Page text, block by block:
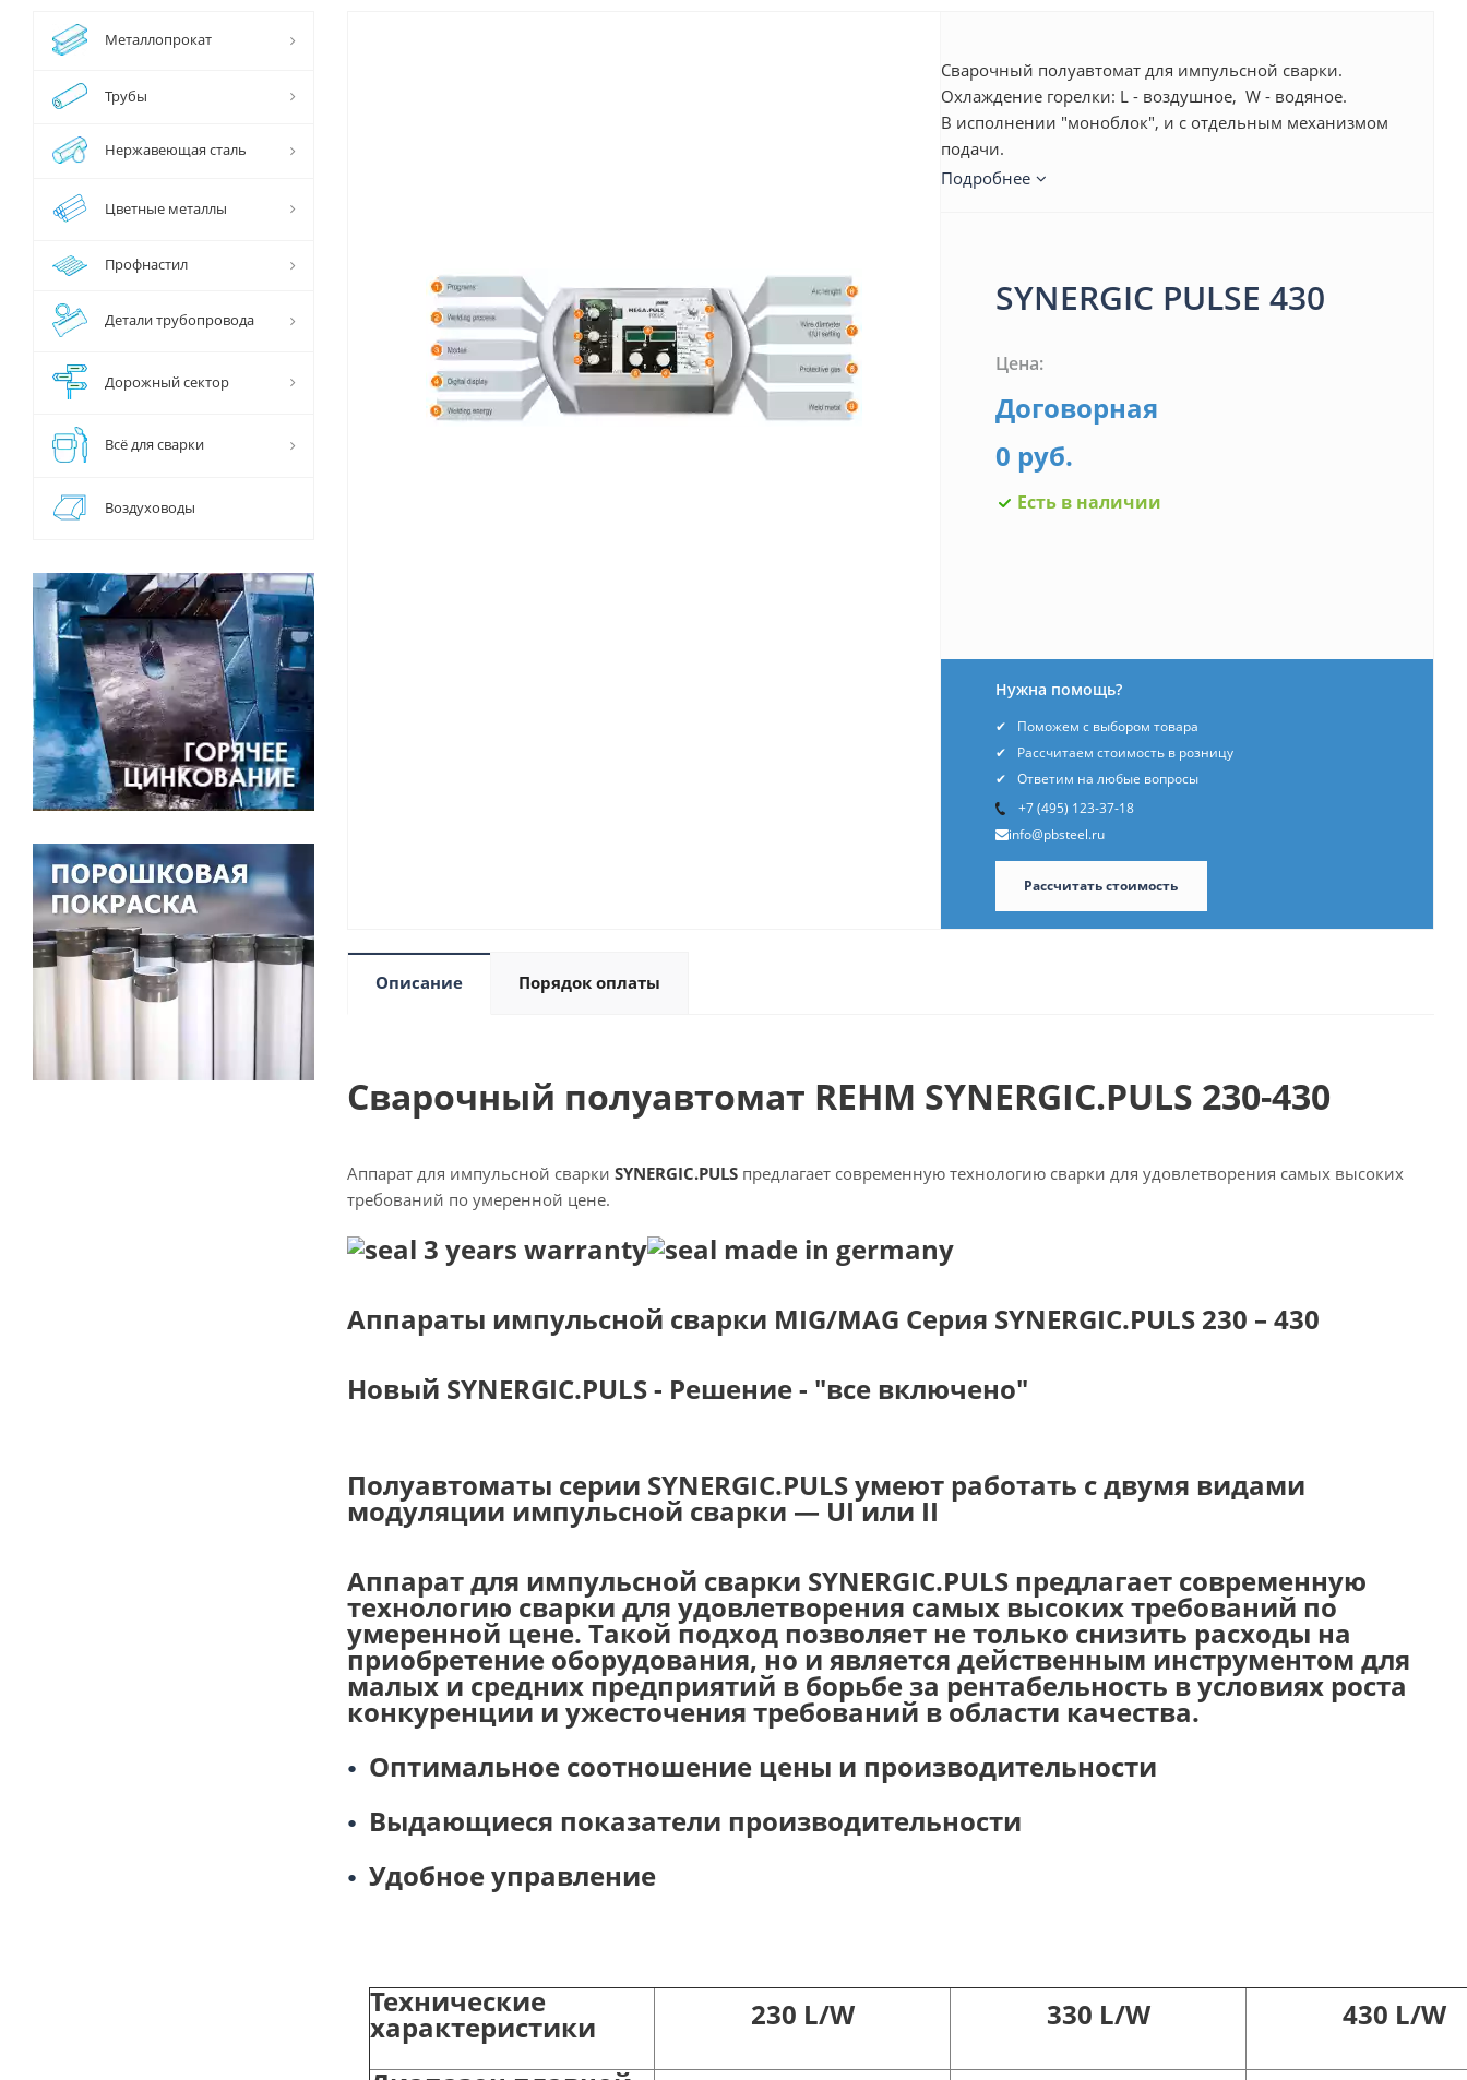
Сварочный полуавтомат для импульсной сварки.
Охлаждение горелки: L - воздушное, W - водяное.
В исполнении "моноблок", и с отдельным механизмом
подачи.
Подробнее
SYNERGIC PULSE 430
Цена:
Договорная
0 руб.
Есть в наличии
Нужна помощь?
Поможем с выбором товара
Рассчитаем стоимость в розницу
Ответим на любые вопросы
+7 (495) 123-37-18
info@pbsteel.ru
Рассчитать стоимость
Описание Порядок оплаты
Сварочный полуавтомат REHM SYNERGIC.PULS 230-430
Аппарат для импульсной сварки SYNERGIC.PULS предлагает современную технологию сварки для удовлетворения самых высоких
требований по умеренной цене.
Аппараты импульсной сварки MIG/MAG Серия SYNERGIC.PULS 230 – 430
Новый SYNERGIC.PULS - Решение - "все включено"
Полуавтоматы серии SYNERGIC.PULS умеют работать с двумя видами
модуляции импульсной сварки — UI или II
Аппарат для импульсной сварки SYNERGIC.PULS предлагает современную
технологию сварки для удовлетворения самых высоких требований по
умеренной цене. Такой подход позволяет не только снизить расходы на
приобретение оборудования, но и является действенным инструментом для
малых и средних предприятий в борьбе за рентабельность в условиях роста
конкуренции и ужесточения требований в области качества.
Оптимальное соотношение цены и производительности
Выдающиеся показатели производительности
Удобное управление
Технические
характеристики 230 L/W 330 L/W
430 L/W
Металлопрокат
Трубы
Нержавеющая сталь
Цветные металлы
Профнастил
Детали трубопровода
Дорожный сектор
Всё для сварки
Воздуховоды